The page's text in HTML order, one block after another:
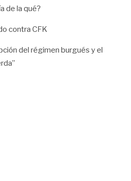
de la qué?
contra CFK
del régimen burgués y el